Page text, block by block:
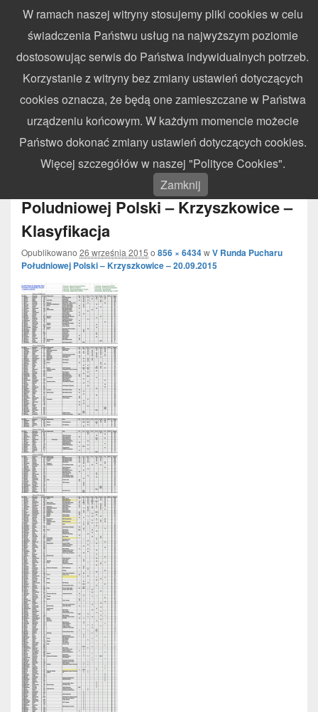
WynikiZawodow.pl
Profesjonalny elektroniczny pomiar czasu – chronometraż zawodów
sportowych
Search
for:
Search
Nawigacja
obrazków
← Poprzedni Następny →
2015.09.20 – V Runda Pucharu
Poludniowej Polski – Krzyszkowice –
Klasyfikacja
Opublikowano 26 września 2015 o 856 × 6434wV Runda Pucharu
Południowej Polski – Krzyszkowice – 20.09.2015
W ramach naszej witryny stosujemy pliki cookies w celu
świadczenia Państwu usług na najwyższym poziomie
dostosowując serwis do Państwa indywidualnych potrzeb.
Korzystanie z witryny bez zmiany ustawień dotyczących
cookies oznacza, że będą one zamieszczane w Państwa
urządzeniu końcowym. W każdym momencie możecie
Państwo dokonać zmiany ustawień dotyczących cookies.
Więcej szczegółów w naszej "Polityce Cookies".
Zamknij